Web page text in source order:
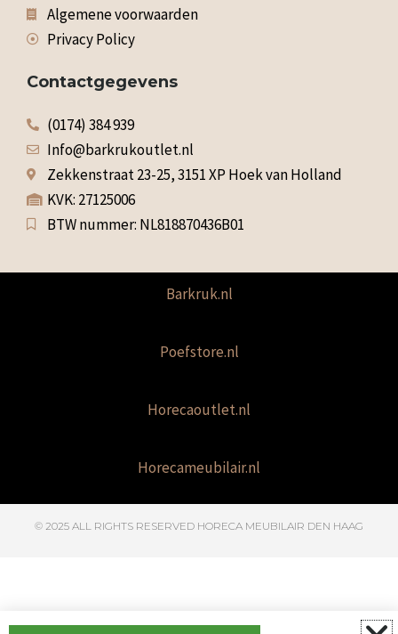
Algemene voorwaarden
Privacy Policy
Contactgegevens
(0174) 384 939
Info@barkrukoutlet.nl
Zekkenstraat 23-25, 3151 XP Hoek van Holland
KVK: 27125006
BTW nummer: NL818870436B01
Barkruk.nl
Poefstore.nl
Horecaoutlet.nl
Horecameubilair.nl
© 2025 ALL RIGHTS RESERVED​ HORECA MEUBILAIR DEN HAAG